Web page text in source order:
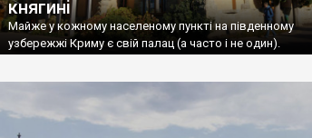
княгині
Майже у кожному населеному пункті на південному
узбережжі Криму є свій палац (а часто і не один).